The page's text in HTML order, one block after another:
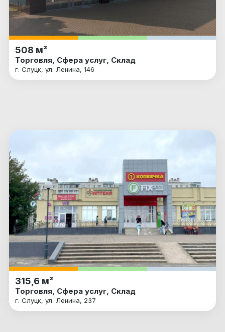
508 м²
Торговля, Сфера услуг, Склад
г. Слуцк, ул. Ленина, 146
315,6 м²
Торговля, Сфера услуг, Склад
г. Слуцк, ул. Ленина, 237